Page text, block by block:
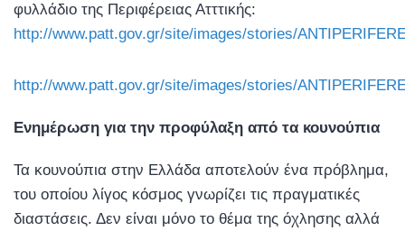
φυλλάδιο της Περιφέρειας Ατττικής:
http://www.patt.gov.gr/site/images/stories/
http://www.patt.gov.gr/site/images/stories/
Ενημέρωση για την προφύλαξη από τα κουνούπια
Τα κουνούπια στην Ελλάδα αποτελούν ένα πρόβλημα,
του οποίου λίγος κόσμος γνωρίζει τις πραγματικές
διαστάσεις. Δεν είναι μόνο το θέμα της όχλησης αλλά